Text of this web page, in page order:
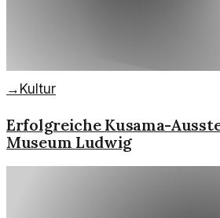
→ Kultur
Erfolgreiche Kusama-
Museum Ludwig